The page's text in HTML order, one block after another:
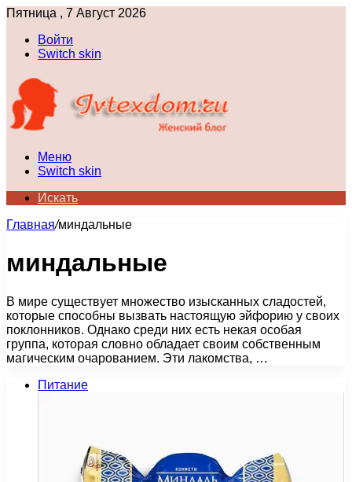
Пятница , 7 Август 2026
Войти
Switch skin
Меню
Switch skin
Искать
Главная/миндальные
миндальные
В мире существует множество изысканных сладостей,
которые способны вызвать настоящую эйфорию у своих
поклонников. Однако среди них есть некая особая
группа, которая словно обладает своим собственным
магическим очарованием. Эти лакомства, …
Питание